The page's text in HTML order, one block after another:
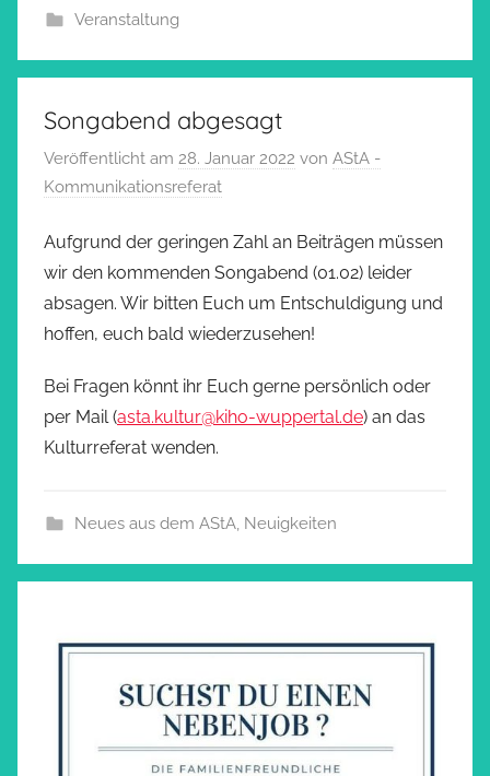
Veranstaltung
Songabend abgesagt
Veröffentlicht am 28. Januar 2022 von AStA -
Kommunikationsreferat
Aufgrund der geringen Zahl an Beiträgen müssen
wir den kommenden Songabend (01.02) leider
absagen. Wir bitten Euch um Entschuldigung und
hoffen, euch bald wiederzusehen!
Bei Fragen könnt ihr Euch gerne persönlich oder
per Mail (asta.kultur@kiho-wuppertal.de) an das
Kulturreferat wenden.
Neues aus dem AStA, Neuigkeiten